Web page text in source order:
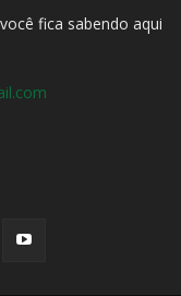
fica sabendo aqui